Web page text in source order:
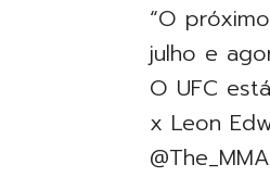
“O
julho e
O UFC
x Leon